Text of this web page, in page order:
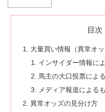
目次
大量買い情報（異常オ
インサイダー情報に
馬主の大口投票によ
メディア報道による
異常オッズの見分け方